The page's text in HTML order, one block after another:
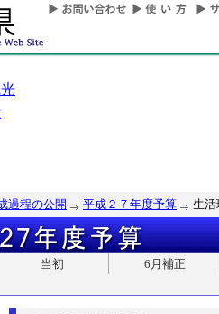
過程の公開 平成２７年度予算 生活
当初 6月補正